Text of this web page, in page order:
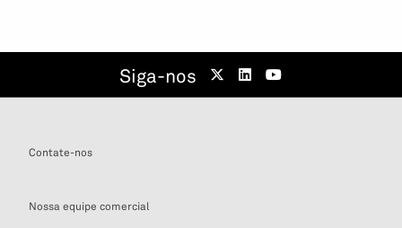
Siga-nos
Contate-nos
Nossa equipe comercial